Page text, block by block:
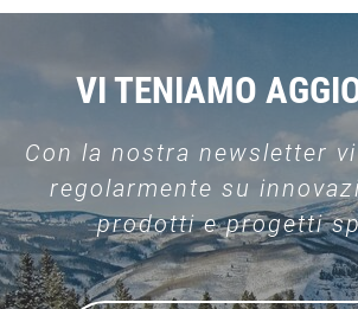
VI TENIAMO
Con la nostra newsletter
regolarmente su
prodotti e progetti